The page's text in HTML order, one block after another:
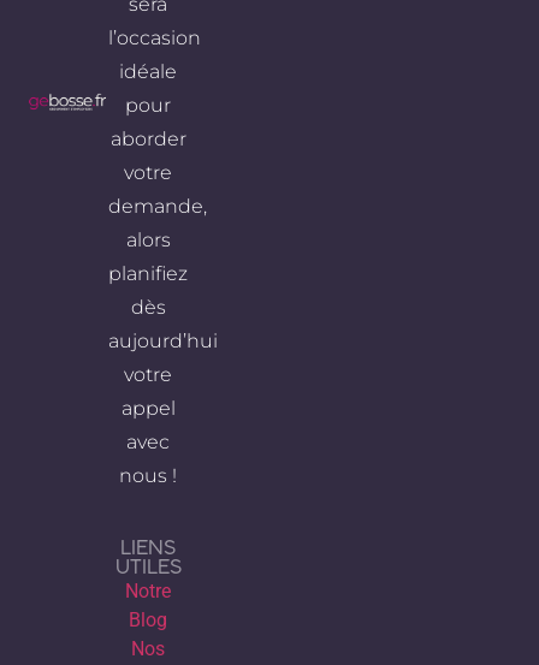
l’occasion
idéale
pour
aborder
votre
demande,
alors
planifiez
dès
aujourd’hui
votre
appel
avec
nous !
LIENS
UTILES
Notre
Blog
Nos